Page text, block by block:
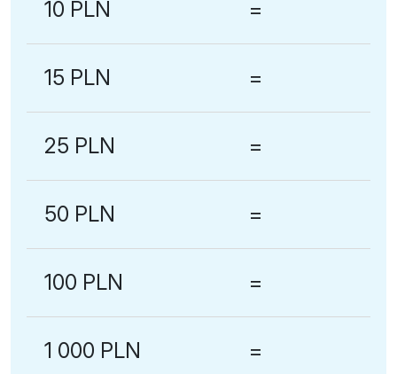
10 PLN =
15 PLN =
25 PLN =
50 PLN =
100 PLN =
1 000 PLN =